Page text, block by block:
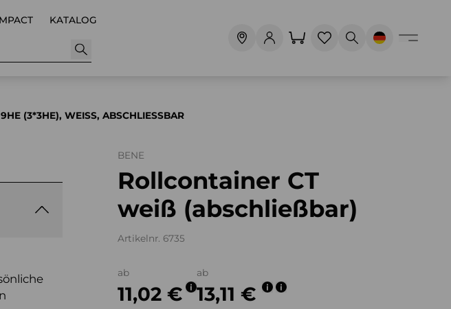
KATALOG
(3*3HE), WEISS, ABSCHLIESSBAR
BENE
Rollcontainer CT
weiß (abschließbar)
Artikelnr. 6735
ab
11,02 €
ab
13,11 €